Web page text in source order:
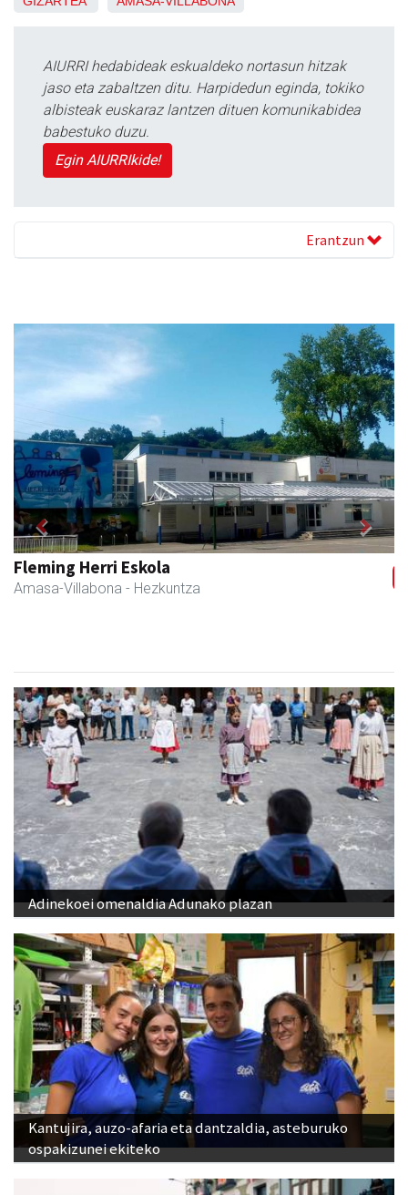
AIURRI hedabideak eskualdeko nortasun hitzak
jaso eta zabaltzen ditu. Harpidedun eginda, tokiko
albisteak euskaraz lantzen dituen komunikabidea
babestuko duzu.
Egin AIURRIkide!
Erantzun
Zubimusu Ikastola
Amasa-Villabona - Hezkuntza
Previous Next
Adinekoei omenaldia Adunako plazan
Kantujira, auzo-afaria eta dantzaldia, asteburuko
ospakizunei ekiteko